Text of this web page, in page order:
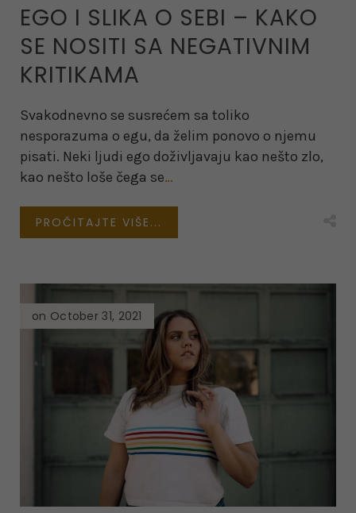
EGO I SLIKA O SEBI – KAKO
SE NOSITI SA NEGATIVNIM
KRITIKAMA
Svakodnevno se susrećem sa toliko
nesporazuma o egu, da želim ponovo o njemu
pisati. Neki ljudi ego doživljavaju kao nešto zlo,
kao nešto loše čega se…
PROČITAJTE VIŠE...
on October 31, 2021